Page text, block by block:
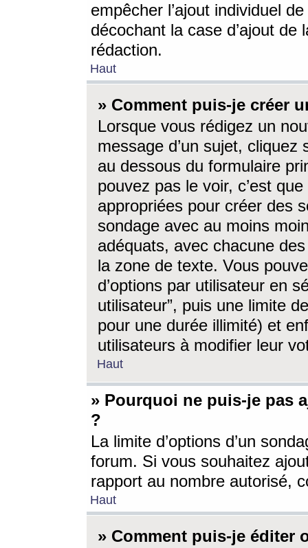
empêcher l’ajout individuel
décochant la case d’ajout
rédaction.
Haut
» Comment puis-je créer
Lorsque vous rédigez un
message d’un sujet, cliquez
au dessous du formulaire
pouvez pas le voir, c’est
appropriées pour créer des
sondage avec au moins
adéquats, avec chacune
la zone de texte. Vous
d’options par utilisateur en
utilisateur”, puis une limite
pour une durée illimité) et
utilisateurs à modifier leur
Haut
» Pourquoi ne puis-je pas
?
La limite d’options d’un
forum. Si vous souhaitez
rapport au nombre autorisé,
Haut
» Comment puis-je éditer